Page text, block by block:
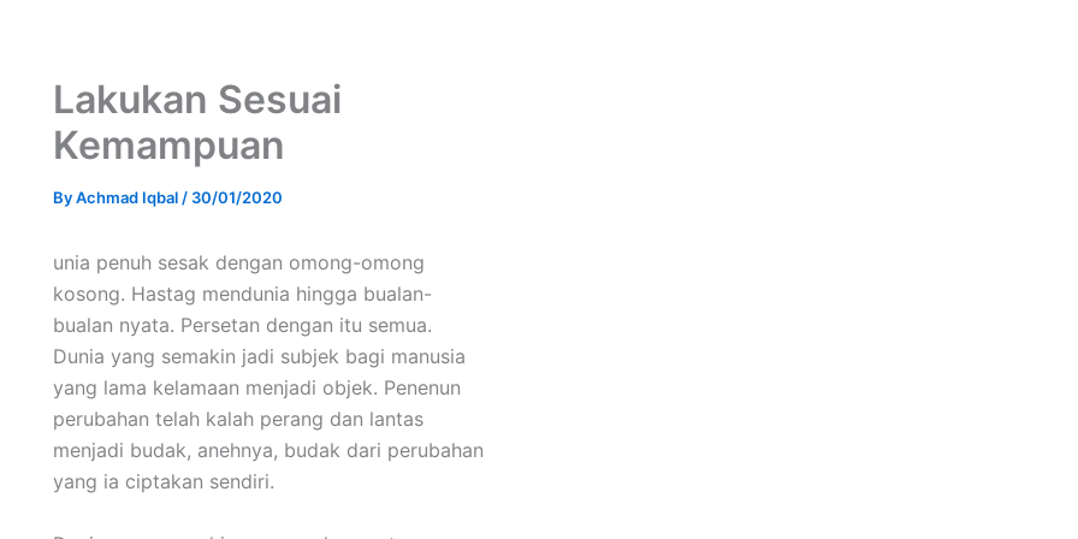
Lakukan Sesuai
Kemampuan
ByAchmad Iqbal / 30/01/2020
unia penuh sesak dengan omong-omong
kosong. Hastag mendunia hingga bualan-
bualan nyata. Persetan dengan itu semua.
Dunia yang semakin jadi subjek bagi manusia
yang lama kelamaan menjadi objek. Penenun
perubahan telah kalah perang dan lantas
menjadi budak, anehnya, budak dari perubahan
yang ia ciptakan sendiri.